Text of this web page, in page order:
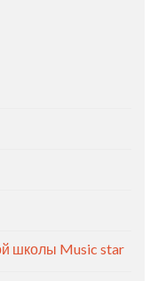
школы Music star